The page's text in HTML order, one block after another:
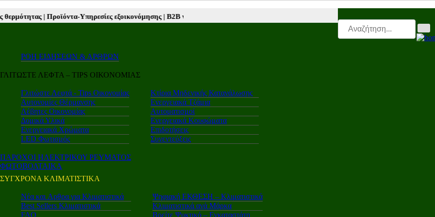
Υπηρεσίες εξοικονόμησης |Β2Β νέα |Autotriti.gr |Mototriti.gr |
ΡΟΗ ΕΙΔΗΣΕΩΝ & ΑΡΘΡΩΝ
ΓΛΙΤΩΣΤΕ ΛΕΦΤΑ – TIPS ΟΙΚΟΝΟΜΙΑΣ
Γλιτώστε Λεφτά - Tips Οικονομίας
Αυτονομίες Θέρμανσης
Λέβητες Οικονομίας
Δομικά Υλικά
Ενεργειακά Χρώματα
LED Φωτισμός
Κτίρια Μηδενικής Κατανάλωσης
Ενεργειακά Τζάμια
Αυτοματισμοί
Ενεργειακά Κουφώματα
Επιδοτήσεις
Συνεντεύξεις
ΠΑΡΟΧΟΙ ΗΛΕΚΤΡΙΚΟΥ ΡΕΥΜΑΤΟΣ
ΦΩΤΟΒΟΛΤΑΙΚΑ
ΣΥΓΧΡΟΝΑ ΚΛΙΜΑΤΙΣΤΙΚΑ
Νέα και Aρθρα για Κλιματιστικά
Best Sellers Κλιματιστικά
FAQ
Ψηφιακή ΕΚΘΕΣΗ – Κλιματιστικά
Κλιματιστικά ανά Μάρκα
Βρείτε Ψυκτικό – Εγκαταστάτη